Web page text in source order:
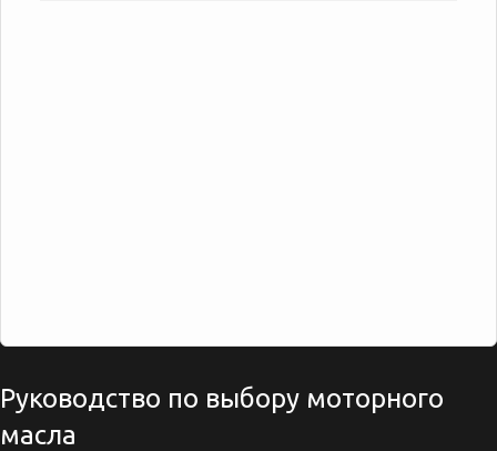
Руководство по выбору моторного
масла